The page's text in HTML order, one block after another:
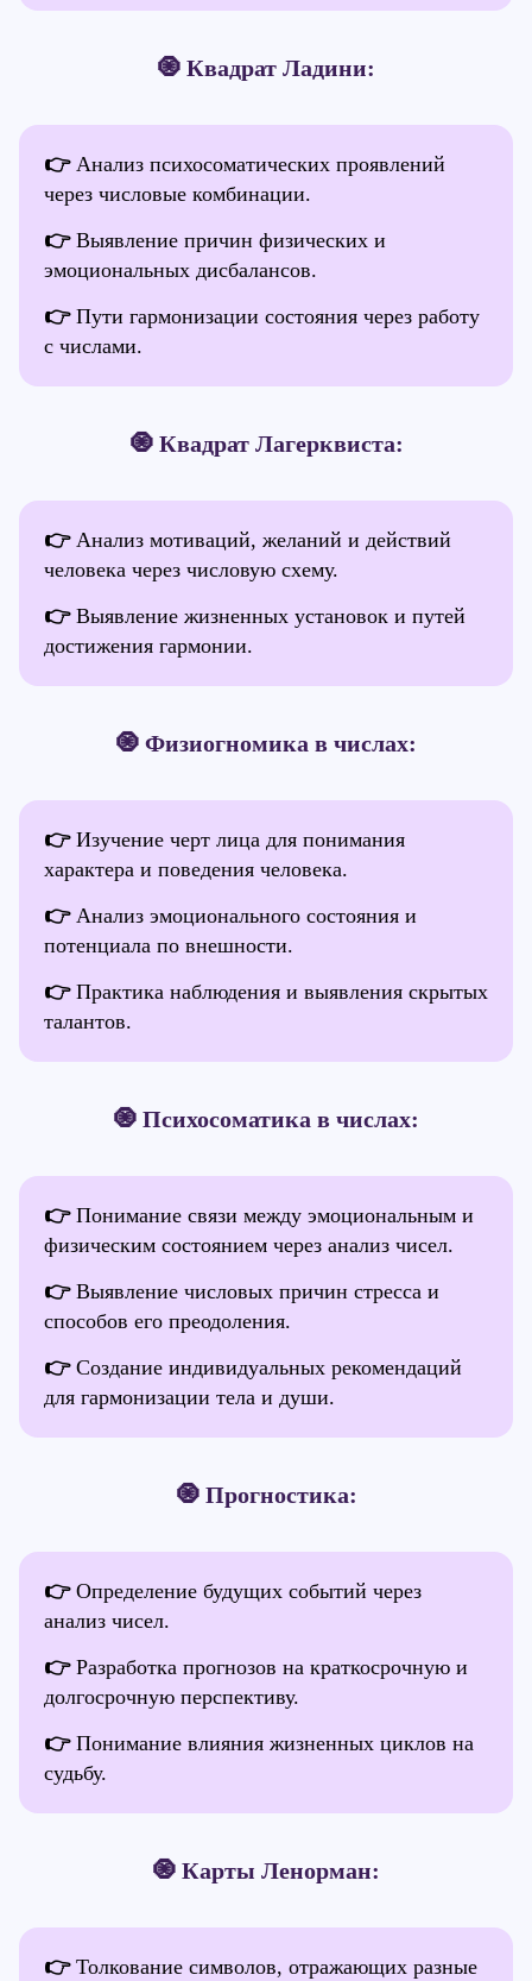
🧿 Квадрат Ладини:
👉 Анализ психосоматических проявлений
через числовые комбинации.
👉 Выявление причин физических и
эмоциональных дисбалансов.
👉 Пути гармонизации состояния через работу
с числами.
🧿 Квадрат Лагерквиста:
👉 Анализ мотиваций, желаний и действий
человека через числовую схему.
👉 Выявление жизненных установок и путей
достижения гармонии.
🧿 Физиогномика в числах:
👉 Изучение черт лица для понимания
характера и поведения человека.
👉 Анализ эмоционального состояния и
потенциала по внешности.
👉Практика наблюдения и выявления скрытых
талантов.
🧿 Психосоматика в числах:
👉 Понимание связи между эмоциональным и
физическим состоянием через анализ чисел.
👉 Выявление числовых причин стресса и
способов его преодоления.
👉 Создание индивидуальных рекомендаций
для гармонизации тела и души.
🧿 Прогностика:
👉Определение будущих событий через
анализ чисел.
👉 Разработка прогнозов на краткосрочную и
долгосрочную перспективу.
👉Понимание влияния жизненных циклов на
судьбу.
🧿 Карты Ленорман:
👉 Толкование символов, отражающих разные